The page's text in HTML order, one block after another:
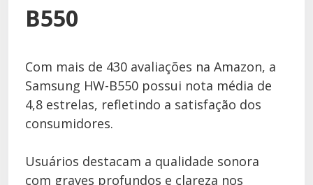
B550
Com mais de 430 avaliações na Amazon, a
Samsung HW-B550 possui nota média de
4,8 estrelas, refletindo a satisfação dos
consumidores.
Usuários destacam a qualidade sonora
com graves profundos e clareza nos